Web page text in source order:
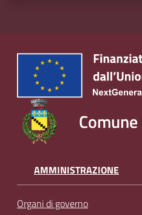
Seguici
su
AMMINISTRAZIONE
Organi di governo